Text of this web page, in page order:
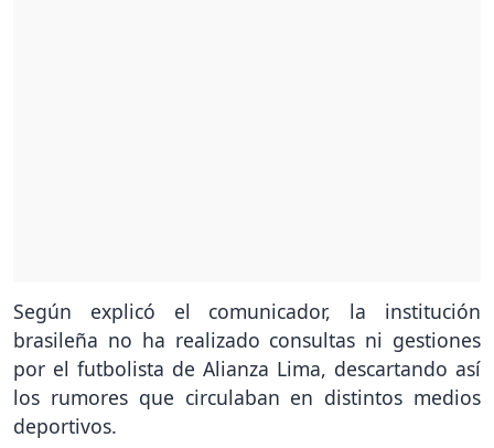
Según explicó el comunicador, la institución
brasileña no ha realizado consultas ni gestiones
por el futbolista de Alianza Lima, descartando así
los rumores que circulaban en distintos medios
deportivos.